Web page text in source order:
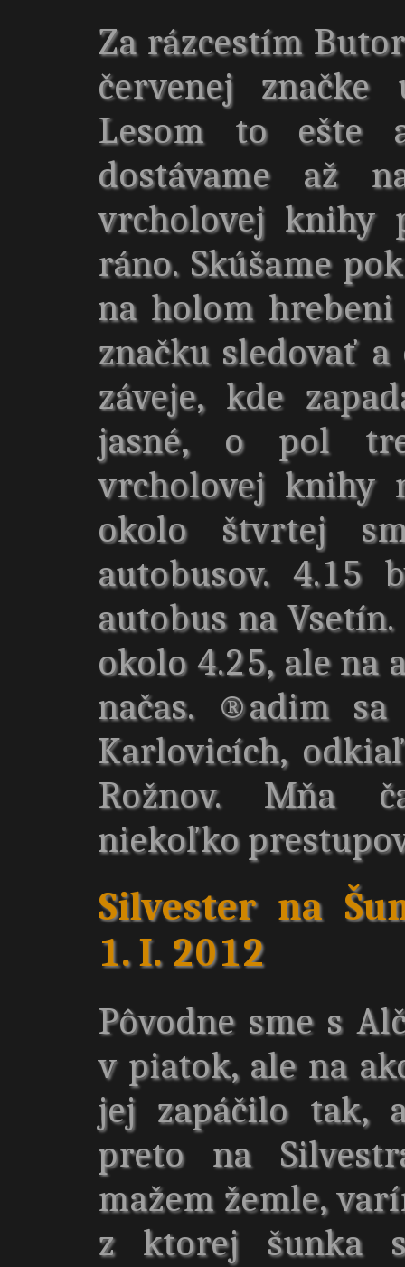
Za rázcestím
červenej
Lesom to ešte
dostávame až
vrcholovej knihy
ráno. Skúšame
na holom
značku sledovať
záveje, kde
jasné, o pol
vrcholovej knihy
okolo štvrtej
autobusov.
autobus na
okolo 4.25, ale na
načas. ®adim
Karlovicích,
Rožnov. Mňa
niekoľko
Silvester na
1. I. 2012
Pôvodne sme s
v piatok, ale na
jej zapáčilo tak,
preto na
mažem žemle,
z ktorej šunka